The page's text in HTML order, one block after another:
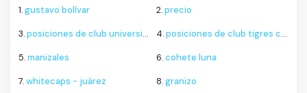
1.gustavo bolívar 2.precio
3.posiciones de club universitario de deportes contra sporting cristal 4.posiciones de club tigres contra minnesota united
5.manizales 6.cohete luna
7.whitecaps - juárez 8.granizo